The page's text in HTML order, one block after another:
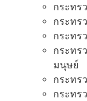
กระทร
กระทร
กระทร
กระทร
มนุษย์
กระทร
กระทร